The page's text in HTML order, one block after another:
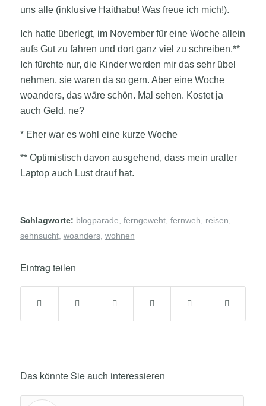
uns alle (inklusive Haithabu! Was freue ich mich!).
Ich hatte überlegt, im November für eine Woche allein
aufs Gut zu fahren und dort ganz viel zu schreiben.**
Ich fürchte nur, die Kinder werden mir das sehr übel
nehmen, sie waren da so gern. Aber eine Woche
woanders, das wäre schön. Mal sehen. Kostet ja
auch Geld, ne?
* Eher war es wohl eine kurze Woche
** Optimistisch davon ausgehend, dass mein uralter
Laptop auch Lust drauf hat.
Schlagworte: blogparade, ferngeweht, fernweh, reisen,
sehnsucht, woanders, wohnen
Eintrag teilen
Das könnte Sie auch interessieren